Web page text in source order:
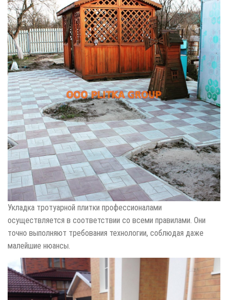
Укладка тротуарной плитки профессионалами
осуществляется в соответствии со всеми правилами. Они
точно выполняют требования технологии, соблюдая даже
малейшие нюансы.